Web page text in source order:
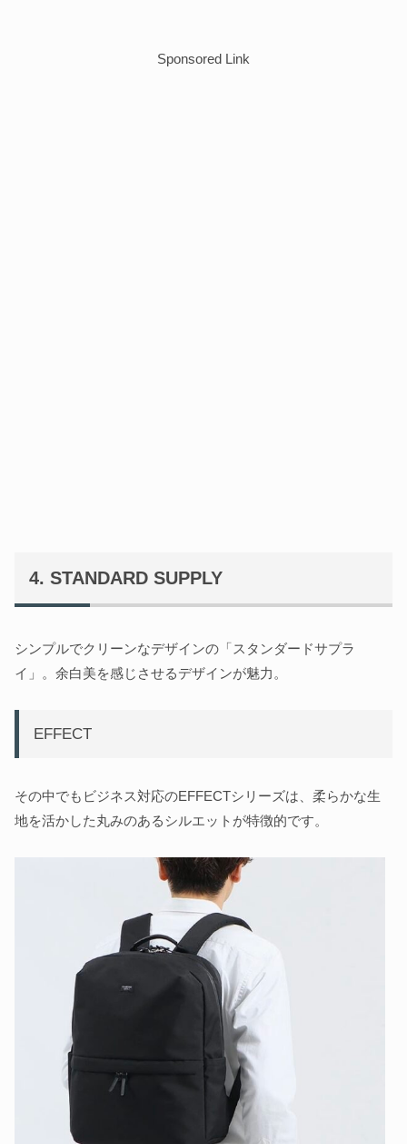
Sponsored Link
STANDARD SUPPLY
シンプルでクリーンなデザインの「スタンダードサプラ
イ」。余白美を感じさせるデザインが魅力。
EFFECT
その中でもビジネス対応のEFFECTシリーズは、柔らかな生
地を活かした丸みのあるシルエットが特徴的です。